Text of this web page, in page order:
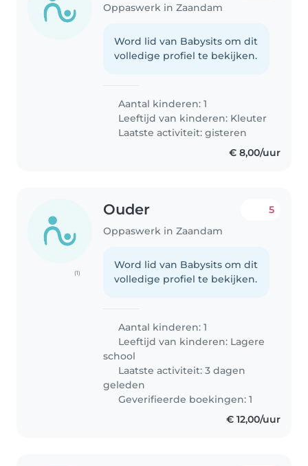
Oppaswerk in Zaandam
Word lid van Babysits om dit
volledige profiel te bekijken.
Aantal kinderen: 1
Leeftijd van kinderen: Kleuter
Laatste activiteit: gisteren
€ 8,00/uur
(1)
Ouder
Oppaswerk in Zaandam
5
Word lid van Babysits om dit
volledige profiel te bekijken.
Aantal kinderen: 1
Leeftijd van kinderen: Lagere
school
Laatste activiteit: 3 dagen
geleden
Geverifieerde boekingen: 1
€ 12,00/uur